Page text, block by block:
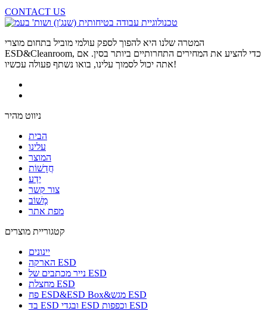
CONTACT US
המטרה שלנו היא להפוך לספק עולמי מוביל בתחום מוצרי
ESD&Cleanroom, כדי להציע את המחירים התחרותיים ביותר בסין. אם
אתה יכול לסמוך עלינו, בואו נשתף פעולה עכשיו!
ניווט מהיר
הבית
עלינו
המוצר
חֲדָשׁוֹת
יֶדַע
צור קשר
מָשׁוֹב
מפת אתר
קטגוריית מוצרים
יינונים
הארקה ESD
נייר מכתבים של ESD
מחצלת ESD
פח ESD&ESD Box&מגש ESD
בד ESD ובגדי ESD וכפפות ESD